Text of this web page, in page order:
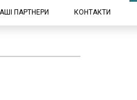
ПАРТНЕРИ КОНТАКТИ